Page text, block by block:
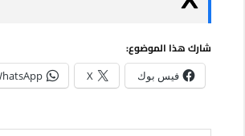
شارك هذا الموضوع:
فيس بوك X